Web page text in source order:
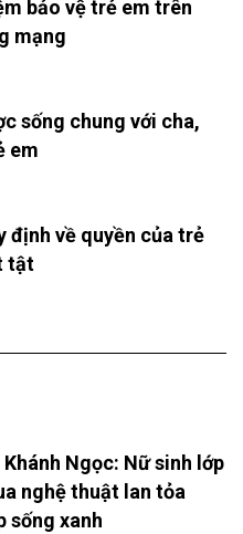
bảo vệ trẻ em trên
mạng
sống chung với cha,
em
định về quyền của trẻ
tật
Ngọc: Nữ sinh lớp
nghệ thuật lan tỏa
sống xanh